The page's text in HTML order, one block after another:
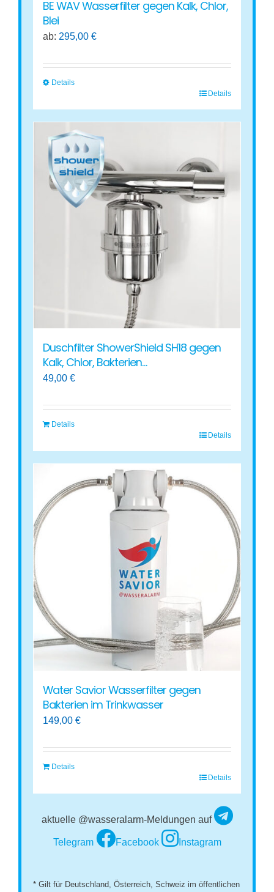
BE WAV Wasserfilter gegen Kalk, Chlor,
Blei
ab: 295,00€
Details
Produkt
mehrere
Varianten
auf.
Details
Duschfilter ShowerShield SH18 gegen
Kalk, Chlor, Bakterien…
49,00€
Details
Details
Water Savior Wasserfilter gegen
Bakterien im Trinkwasser
149,00€
Details
Details
aktuelle @wasseralarm-Meldungen auf
Telegram Facebook Instagram
* Gilt für Deutschland, Österreich, Schweiz im öffentlichen